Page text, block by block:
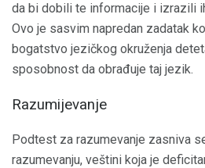
da bi dobili te informacije i izrazili
Ovo je sasvim napredan zadatak
bogatstvo jezičkog okruženja
sposobnost da obrađuje taj jezik.
Razumijevanje
Podtest za razumevanje zasniva
razumevanju, veštini koja je